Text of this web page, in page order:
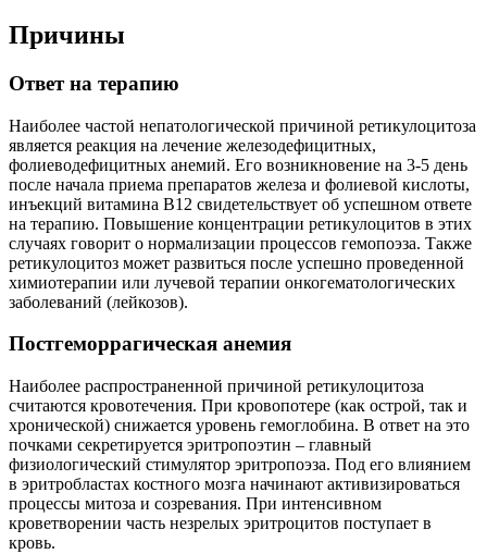
Причины
Ответ на терапию
Наиболее частой непатологической причиной ретикулоцитоза
является реакция на лечение железодефицитных,
фолиеводефицитных анемий. Его возникновение на 3-5 день
после начала приема препаратов железа и фолиевой кислоты,
инъекций витамина В12 свидетельствует об успешном ответе
на терапию. Повышение концентрации ретикулоцитов в этих
случаях говорит о нормализации процессов гемопоэза. Также
ретикулоцитоз может развиться после успешно проведенной
химиотерапии или лучевой терапии онкогематологических
заболеваний (лейкозов).
Постгеморрагическая анемия
Наиболее распространенной причиной ретикулоцитоза
считаются кровотечения. При кровопотере (как острой, так и
хронической) снижается уровень гемоглобина. В ответ на это
почками секретируется эритропоэтин – главный
физиологический стимулятор эритропоэза. Под его влиянием
в эритробластах костного мозга начинают активизироваться
процессы митоза и созревания. При интенсивном
кроветворении часть незрелых эритроцитов поступает в
кровь.